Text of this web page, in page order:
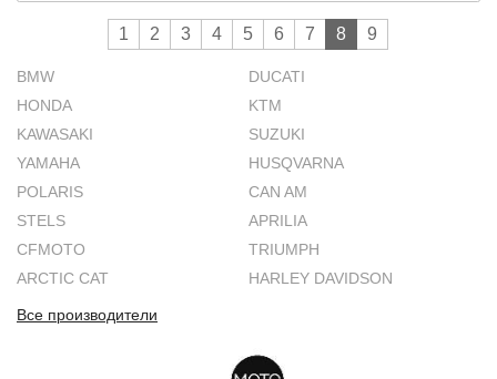
М1А от Юргена Бекера.
1 2 3 4 5 6 7 8 9
BMW
DUCATI
HONDA
KTM
KAWASAKI
SUZUKI
YAMAHA
HUSQVARNA
POLARIS
CAN AM
STELS
APRILIA
CFMOTO
TRIUMPH
ARCTIC CAT
HARLEY DAVIDSON
Все производители